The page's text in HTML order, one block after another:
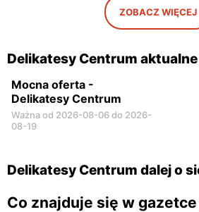
ZOBACZ WIĘCEJ
Delikatesy Centrum
Mocna oferta -
Delikatesy Centrum
Ważna od 2026-08-06 do 2026-
08-19
Delikatesy Centrum dalej o
Co znajduje się w